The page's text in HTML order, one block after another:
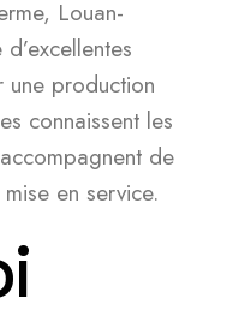
Louan-
production
connaissent les
de
en service.